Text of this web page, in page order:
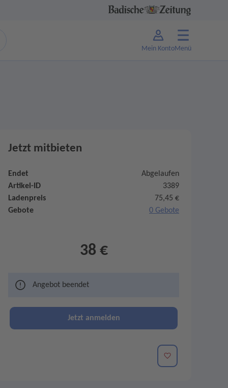
Mein KontoMenü
Jetzt mitbieten
Endet
Abgelaufen
Artikel-ID
3389
Ladenpreis
75,45 €
Gebote
0 Gebote
38 €
Angebot beendet
Jetzt anmelden
Merken